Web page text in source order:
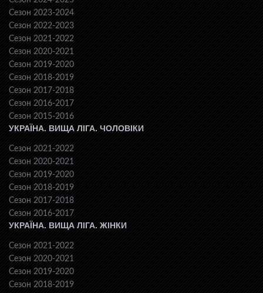
Сезон 2023-2024
Сезон 2022-2023
Сезон 2021-2022
Сезон 2020-2021
Сезон 2019-2020
Сезон 2018-2019
Сезон 2017-2018
Сезон 2016-2017
Сезон 2015-2016
УКРАЇНА. ВИЩА ЛІГА. ЧОЛОВІКИ
Сезон 2021-2022
Сезон 2020-2021
Сезон 2019-2020
Сезон 2018-2019
Сезон 2017-2018
Сезон 2016-2017
УКРАЇНА. ВИЩА ЛІГА. ЖІНКИ
Сезон 2021-2022
Сезон 2020-2021
Сезон 2019-2020
Сезон 2018-2019